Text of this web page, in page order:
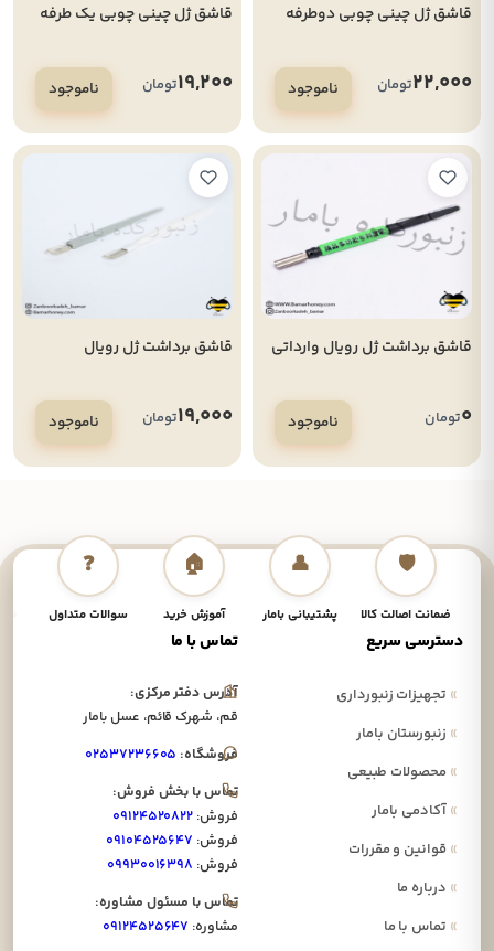
قاشق ژل چینی چوبی دوطرفه
22,000تومان ناموجود
قاشق ژل چینی چوبی یک طرفه
19,200تومان ناموجود
قاشق برداشت ژل رویال وارداتی
0تومان ناموجود
قاشق برداشت ژل رویال
19,000تومان ناموجود
🛡️
ضمانت اصالت کالا
👤
پشتیبانی بامار
🏠
آموزش خرید
❓
سوالات متداول
دسترسی سریع
»تجهیزات زنبورداری
»زنبورستان بامار
»محصولات طبیعی
»آکادمی بامار
»قوانین و مقررات
»درباره ما
»تماس با ما
تماس با ما
آدرس دفتر مرکزی:
قم، شهرک قائم، عسل بامار
فروشگاه: ۰۲۵۳۷۲۳۶۶۰۵
تماس با بخش فروش:
فروش: ۰۹۱۲۴۵۲۰۸۲۲
فروش: ۰۹۱۰۴۵۲۵۶۴۷
فروش: ۰۹۹۳۰۰۱۶۳۹۸
تماس با مسئول مشاوره:
مشاوره: ۰۹۱۲۴۵۲۵۶۴۷